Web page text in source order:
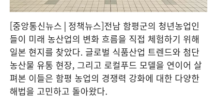
[중앙통신뉴스│정책뉴스]전남 함평군의 청년농업인
들이 미래 농산업의 변화 흐름을 직접 체험하기 위해
일본 현지를 찾았다. 글로벌 식품산업 트렌드와 첨단
농산물 유통 현장, 그리고 로컬푸드 모델을 연이어 살
펴본 이들은 함평 농업의 경쟁력 강화에 대한 다양한
해법을 고민하고 돌아왔다.